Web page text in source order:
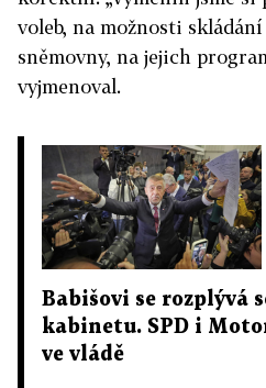
voleb, na možnosti
sněmovny, na jejich
vyjmenoval.
Babišovi se rozplývá
kabinetu. SPD i
ve vládě